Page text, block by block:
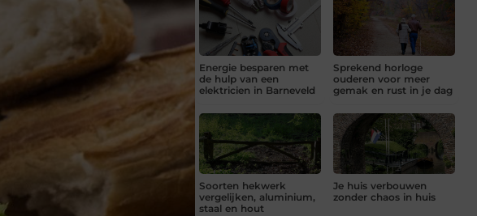
Energie besparen met
de hulp van een
elektricien in Barneveld
Sprekend horloge
ouderen voor meer
gemak en rust in je dag
Soorten hekwerk
vergelijken, aluminium,
staal en hout
Je huis verbouwen
zonder chaos in huis